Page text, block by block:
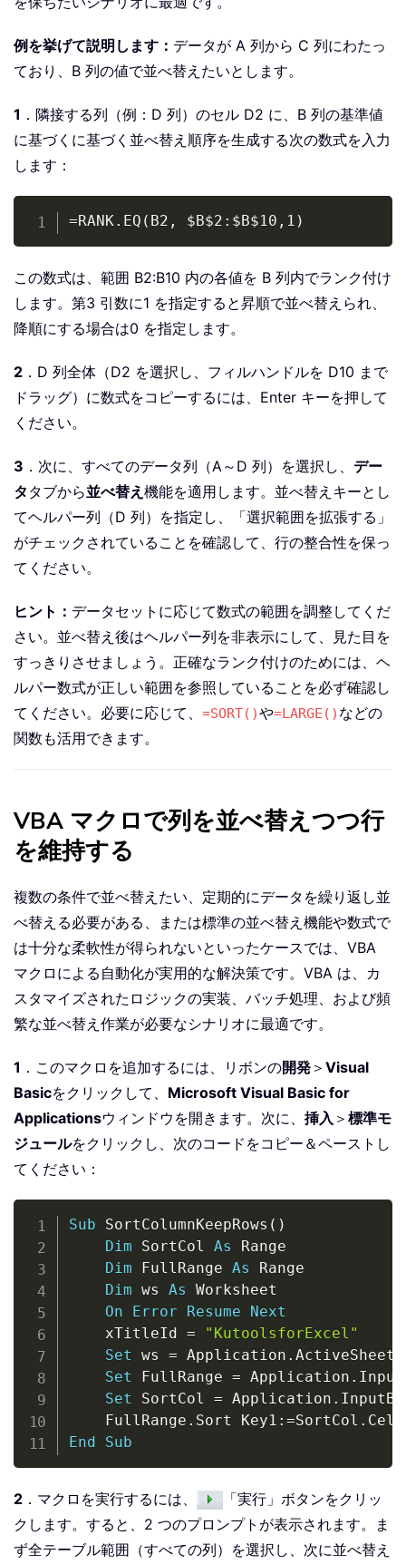
例を挙げて説明します： データが A 列から C 列にわたっ
ており、B 列の値で並べ替えたいとします。
1 ．隣接する列（例：D 列）のセル D2 に、B 列の基準値
に基づくに基づく並べ替え順序を生成する次の数式を入力
します：
=RANK.EQ(B2, $B$2:$B$10,1)
この数式は、範囲 B2:B10 内の各値を B 列内でランク付け
します。第3 引数に1 を指定すると昇順で並べ替えられ、
降順にする場合は0 を指定します。
2 ．D 列全体（D2 を選択し、フィルハンドルを D10 まで
ドラッグ）に数式をコピーするには、Enter キーを押して
ください。
3 ．次に、すべてのデータ列（A～D 列）を選択し、 デー
タ タブから並べ替え 機能を適用します。並べ替えキーとし
てヘルパー列（D 列）を指定し、「選択範囲を拡張する」
がチェックされていることを確認して、行の整合性を保っ
てください。
ヒント： データセットに応じて数式の範囲を調整してくだ
さい。並べ替え後はヘルパー列を非表示にして、見た目を
すっきりさせましょう。正確なランク付けのためには、ヘ
ルパー数式が正しい範囲を参照していることを必ず確認し
てください。必要に応じて、 =SORT()や=LARGE() などの
関数も活用できます。
VBA マクロで列を並べ替えつつ行
を維持する
複数の条件で並べ替えたい、定期的にデータを繰り返し並
べ替える必要がある、または標準の並べ替え機能や数式で
は十分な柔軟性が得られないといったケースでは、VBA
マクロによる自動化が実用的な解決策です。VBA は、カ
スタマイズされたロジックの実装、バッチ処理、および頻
繁な並べ替え作業が必要なシナリオに最適です。
1 ．このマクロを追加するには、リボンの開発 ＞ Visual
Basicをクリックして、 Microsoft Visual Basic for
Applicationsウィンドウを開きます。次に、 挿入 ＞ 標準モ
ジュールをクリックし、次のコードをコピー＆ペーストし
てください：
Sub SortColumnKeepRows ( )
Dim SortCol As Range
Dim FullRange As Range
Dim ws As Worksheet
On
Error Resume
Next
    xTitleId
=
"KutoolsforExcel"
Set ws = Application . ActiveSheet
Set FullRange = Application .
Set SortCol = Application .
    FullRange
. Sort Key1 : =SortCol .
End
Sub
2 ．マクロを実行するには、
「実行」ボタンをクリッ
クします。すると、2 つのプロンプトが表示されます。ま
ず全テーブル範囲（すべての列）を選択し、次に並べ替え